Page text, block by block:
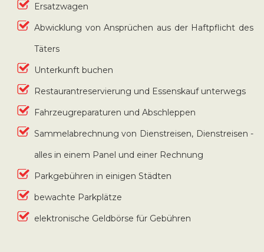
Ersatzwagen
Abwicklung von Ansprüchen aus der Haftpflicht des
Täters
Unterkunft buchen
Restaurantreservierung und Essenskauf unterwegs
Fahrzeugreparaturen und Abschleppen
Sammelabrechnung von Dienstreisen, Dienstreisen -
alles in einem Panel und einer Rechnung
Parkgebühren in einigen Städten
bewachte Parkplätze
elektronische Geldbörse für Gebühren